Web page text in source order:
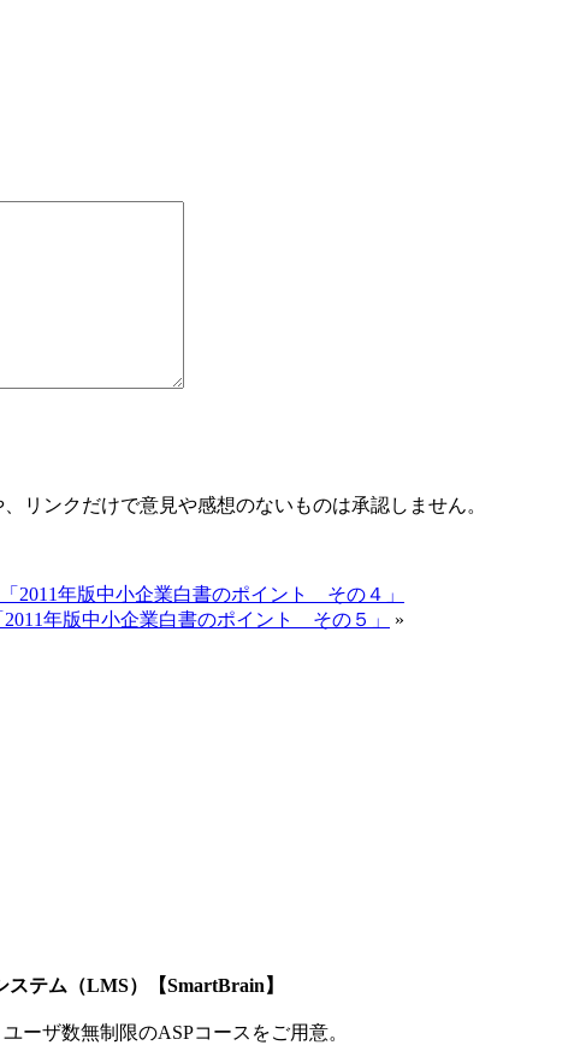
リンクだけで意見や感想のないものは承認しません。
年版中小企業白書のポイント その４」
年版中小企業白書のポイント その５」
»
テム（LMS）【SmartBrain】
ーザ数無制限のASPコースをご用意。